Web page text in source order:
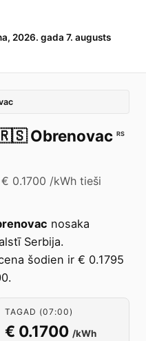
2026. gada 7. augusts
Obrenovac RS
0.1700 /kWh tieši
nosaka
Serbija.
šodien ir € 0.1795
TAGAD (07:00)
€ 0.1700 /kWh